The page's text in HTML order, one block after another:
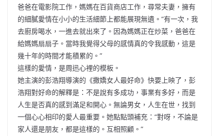
爸爸在電影院工作，媽媽在百貨商店工作，尋常夫妻，擁有
的細膩愛情在小小的生活細節上都能展現無遺。“有一次，我
去廚房喝水，一進去就出來了。因為媽媽正在炒菜，爸爸在
給媽媽扇扇子。當時我覺得父母的感情真的令我感動，這是
幾十年的時間才能積累的。”
這樣的愛情，是周迅心裡的模板。
她主演的彭浩翔導演的《撒嬌女人最好命》快要上映了，彭
浩翔對好命的解釋是：不是說有多成功，事業有多好，而是
人生是否真的感到滿足和開心。無論男女，人生在世，找到
一個心心相印的愛人最重要。她點點頭補充：“對呀，不論是
家人還是朋友，都是這樣的。互相照顧。”